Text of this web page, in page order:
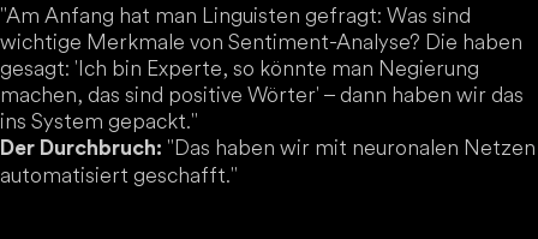
"Am Anfang hat man Linguisten gefragt: Was sind
wichtige Merkmale von Sentiment-Analyse? Die haben
gesagt: 'Ich bin Experte, so könnte man Negierung
machen, das sind positive Wörter' – dann haben wir das
ins System gepackt."
Der Durchbruch: "Das haben wir mit neuronalen Netzen
automatisiert geschafft."